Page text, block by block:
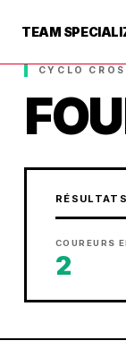
TEAM
CYCLO
COUREURS
2